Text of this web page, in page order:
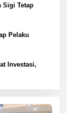
Sigi Tetap
Pelaku
Investasi,